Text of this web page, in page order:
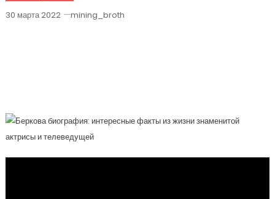
30 марта 2022 mining_broth